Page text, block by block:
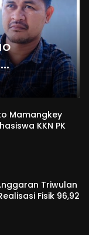
Mamangkey
KKN PK
Triwulan
Fisik 96,92